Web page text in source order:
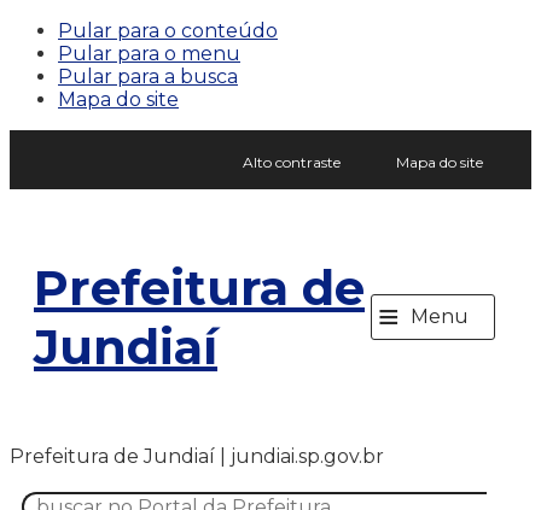
Pular para o conteúdo
Pular para o menu
Pular para a busca
Mapa do site
Alto contraste Mapa do site
Prefeitura de
Jundiaí
≡ Menu
Prefeitura de Jundiaí | jundiai.sp.gov.br